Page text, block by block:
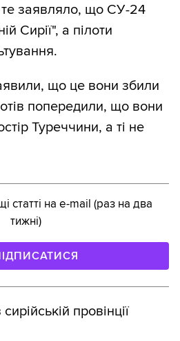
те заявляло, що СУ-24
Сирії", а пілоти
що це вони збили
попередили, що вони
Туреччини, а ті не
статті на e-mail (раз на два
тижні)
провінції